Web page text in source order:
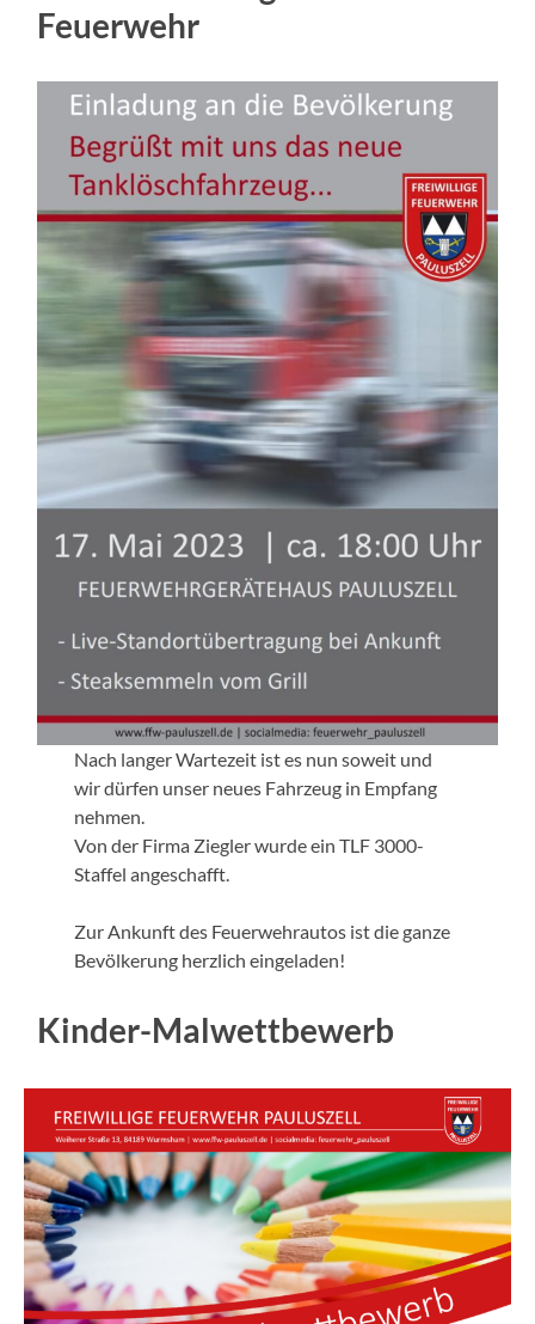
Feuerwehr
Nach langer Wartezeit ist es nun soweit und
wir dürfen unser neues Fahrzeug in Empfang
nehmen.
Von der Firma Ziegler wurde ein TLF 3000-
Staffel angeschafft.
Zur Ankunft des Feuerwehrautos ist die ganze
Bevölkerung herzlich eingeladen!
Kinder-Malwettbewerb